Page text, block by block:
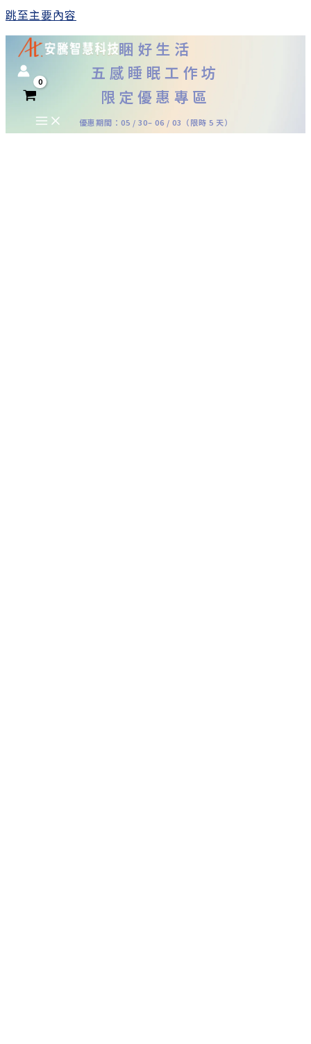
跳至主要內容
睏好生活
五感睡眠工作坊
限定優惠專區
優惠期間：05 / 30– 06 / 03（限時 5 天）